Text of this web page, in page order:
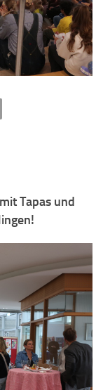
Tapas und